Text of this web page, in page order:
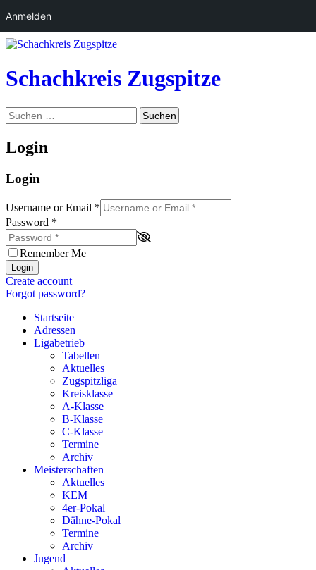
Anmelden
Zum
springen
Schachkreis Zugspitze
Suchen
Suchen
nach:
Login
Login
Username or Email *
Password *
Remember Me
Login
Create account
Forgot password?
Startseite
Adressen
Ligabetrieb
Tabellen
Aktuelles
Zugspitzliga
Kreisklasse
A-Klasse
B-Klasse
C-Klasse
Termine
Archiv
Meisterschaften
Aktuelles
KEM
4er-Pokal
Dähne-Pokal
Termine
Archiv
Jugend